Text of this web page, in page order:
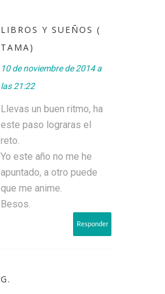
LIBROS Y SUEÑOS (
TAMA)
10 de noviembre de 2014 a
las 21:22
Llevas un buen ritmo, ha
este paso lograras el
reto.
Yo este año no me he
apuntado, a otro puede
que me anime.
Besos.
Responder
G.